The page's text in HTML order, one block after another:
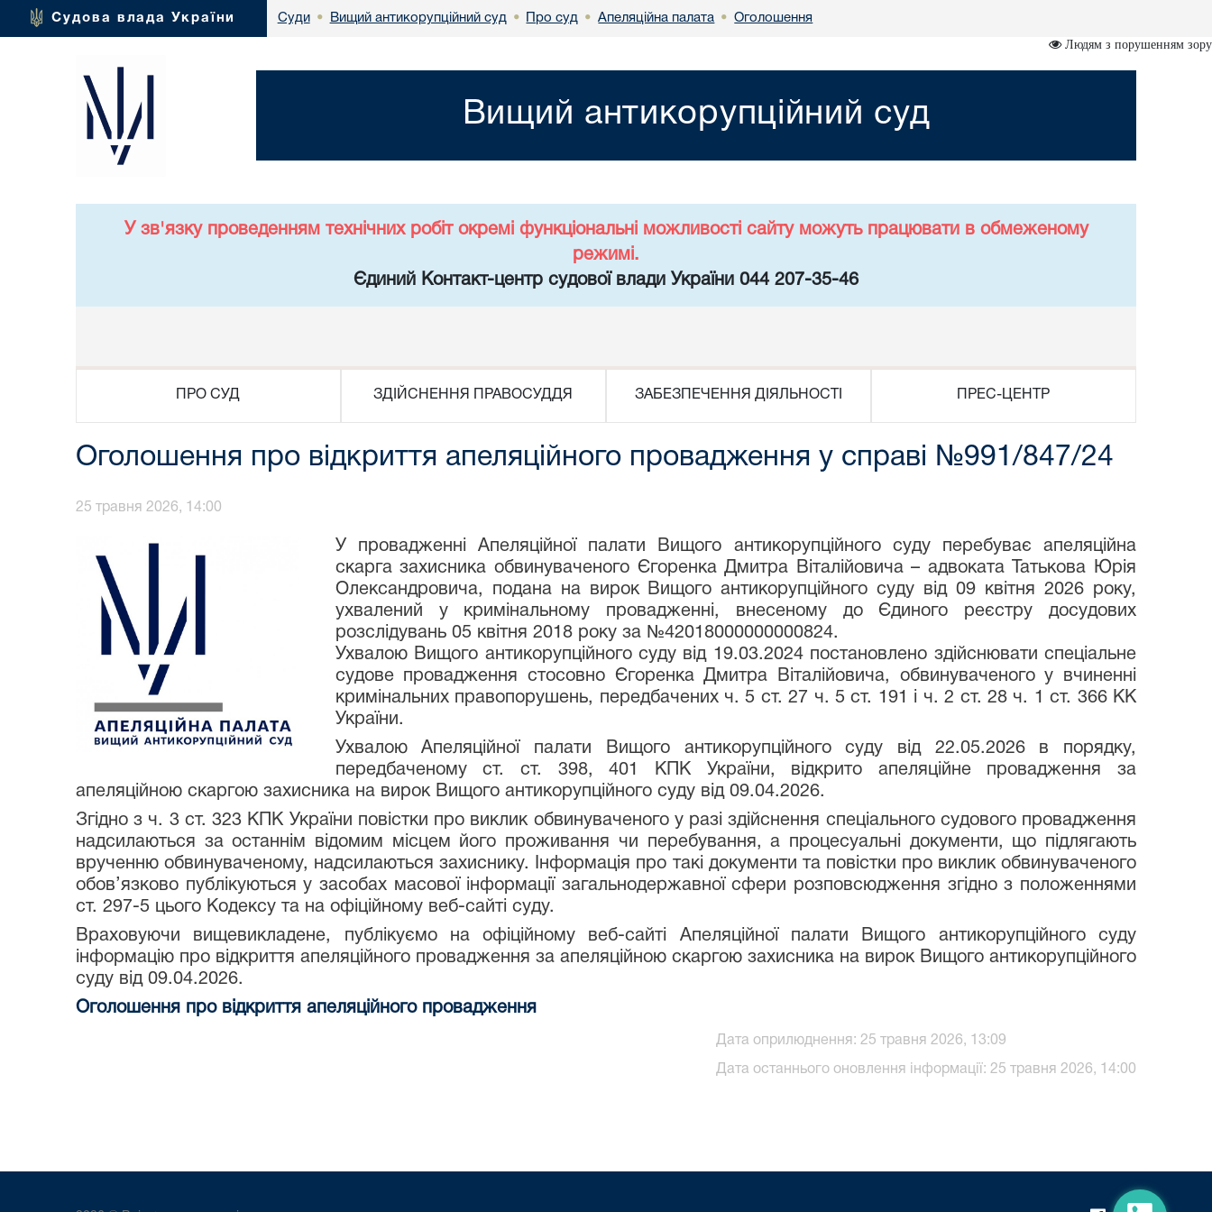
Судова влада України Суди • Вищий антикорупційний суд • Про суд • Апеляційна палата • Оголошення
Людям з порушенням зору
Вищий антикорупційний суд
У зв'язку проведенням технічних робіт окремі функціональні можливості сайту можуть працювати в обмеженому
режимі.
Єдиний Контакт-центр судової влади України 044 207-35-46
ПРО СУД ЗДІЙСНЕННЯ ПРАВОСУДДЯ ЗАБЕЗПЕЧЕННЯ ДІЯЛЬНОСТІ ПРЕС-ЦЕНТР
Оголошення про відкриття апеляційного провадження у справі №991/847/24
25 травня 2026, 14:00
У провадженні Апеляційної палати Вищого антикорупційного суду перебуває апеляційна
скарга захисника обвинуваченого Єгоренка Дмитра Віталійовича – адвоката Татькова Юрія
Олександровича, подана на вирок Вищого антикорупційного суду від 09 квітня 2026 року,
ухвалений у кримінальному провадженні, внесеному до Єдиного реєстру досудових
розслідувань 05 квітня 2018 року за №42018000000000824.
Ухвалою Вищого антикорупційного суду від 19.03.2024 постановлено здійснювати спеціальне
судове провадження стосовно Єгоренка Дмитра Віталійовича, обвинуваченого у вчиненні
кримінальних правопорушень, передбачених ч. 5 ст. 27 ч. 5 ст. 191 і ч. 2 ст. 28 ч. 1 ст. 366 КК
України.
Ухвалою Апеляційної палати Вищого антикорупційного суду від 22.05.2026 в порядку,
передбаченому ст. ст. 398, 401 КПК України, відкрито апеляційне провадження за
апеляційною скаргою захисника на вирок Вищого антикорупційного суду від 09.04.2026.
Згідно з ч. 3 ст. 323 КПК України повістки про виклик обвинуваченого у разі здійснення спеціального судового провадження
надсилаються за останнім відомим місцем його проживання чи перебування, а процесуальні документи, що підлягають
врученню обвинуваченому, надсилаються захиснику. Інформація про такі документи та повістки про виклик обвинуваченого
обов’язково публікуються у засобах масової інформації загальнодержавної сфери розповсюдження згідно з положеннями
ст. 297-5 цього Кодексу та на офіційному веб-сайті суду.
Враховуючи вищевикладене, публікуємо на офіційному веб-сайті Апеляційної палати Вищого антикорупційного суду
інформацію про відкриття апеляційного провадження за апеляційною скаргою захисника на вирок Вищого антикорупційного
суду від 09.04.2026.
Оголошення про відкриття апеляційного провадження
Дата оприлюднення: 25 травня 2026, 13:09
Дата останнього оновлення інформації: 25 травня 2026, 14:00